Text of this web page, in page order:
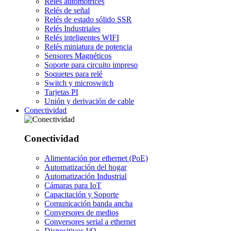
Relés de señal
Relés de estado sólido SSR
Relés Industriales
Relés inteligentes WIFI
Relés miniatura de potencia
Sensores Magnéticos
Soporte para circuito impreso
Soquetes para relé
Switch y microswitch
Tarjetas PI
Unión y derivación de cable
Conectividad
Conectividad
Alimentación por ethernet (PoE)
Automatización del hogar
Automatización Industrial
Cámaras para IoT
Capacitación y Soporte
Comunicación banda ancha
Conversores de medios
Conversores serial a ethernet